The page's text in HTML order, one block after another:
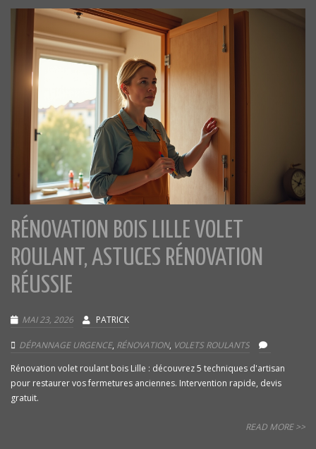
RÉNOVATION BOIS LILLE VOLET
ROULANT, ASTUCES RÉNOVATION
RÉUSSIE
MAI 23, 2026 PATRICK
DÉPANNAGE URGENCE, RÉNOVATION, VOLETS ROULANTS
Rénovation volet roulant bois Lille : découvrez 5 techniques d'artisan
pour restaurer vos fermetures anciennes. Intervention rapide, devis
gratuit.
READ MORE >>